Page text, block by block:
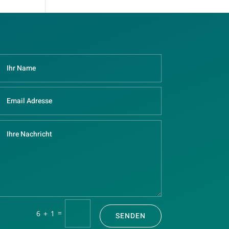
6 + 1 = SENDEN